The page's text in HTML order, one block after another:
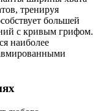
тренируя
большей
с кривым грифом.
наиболее